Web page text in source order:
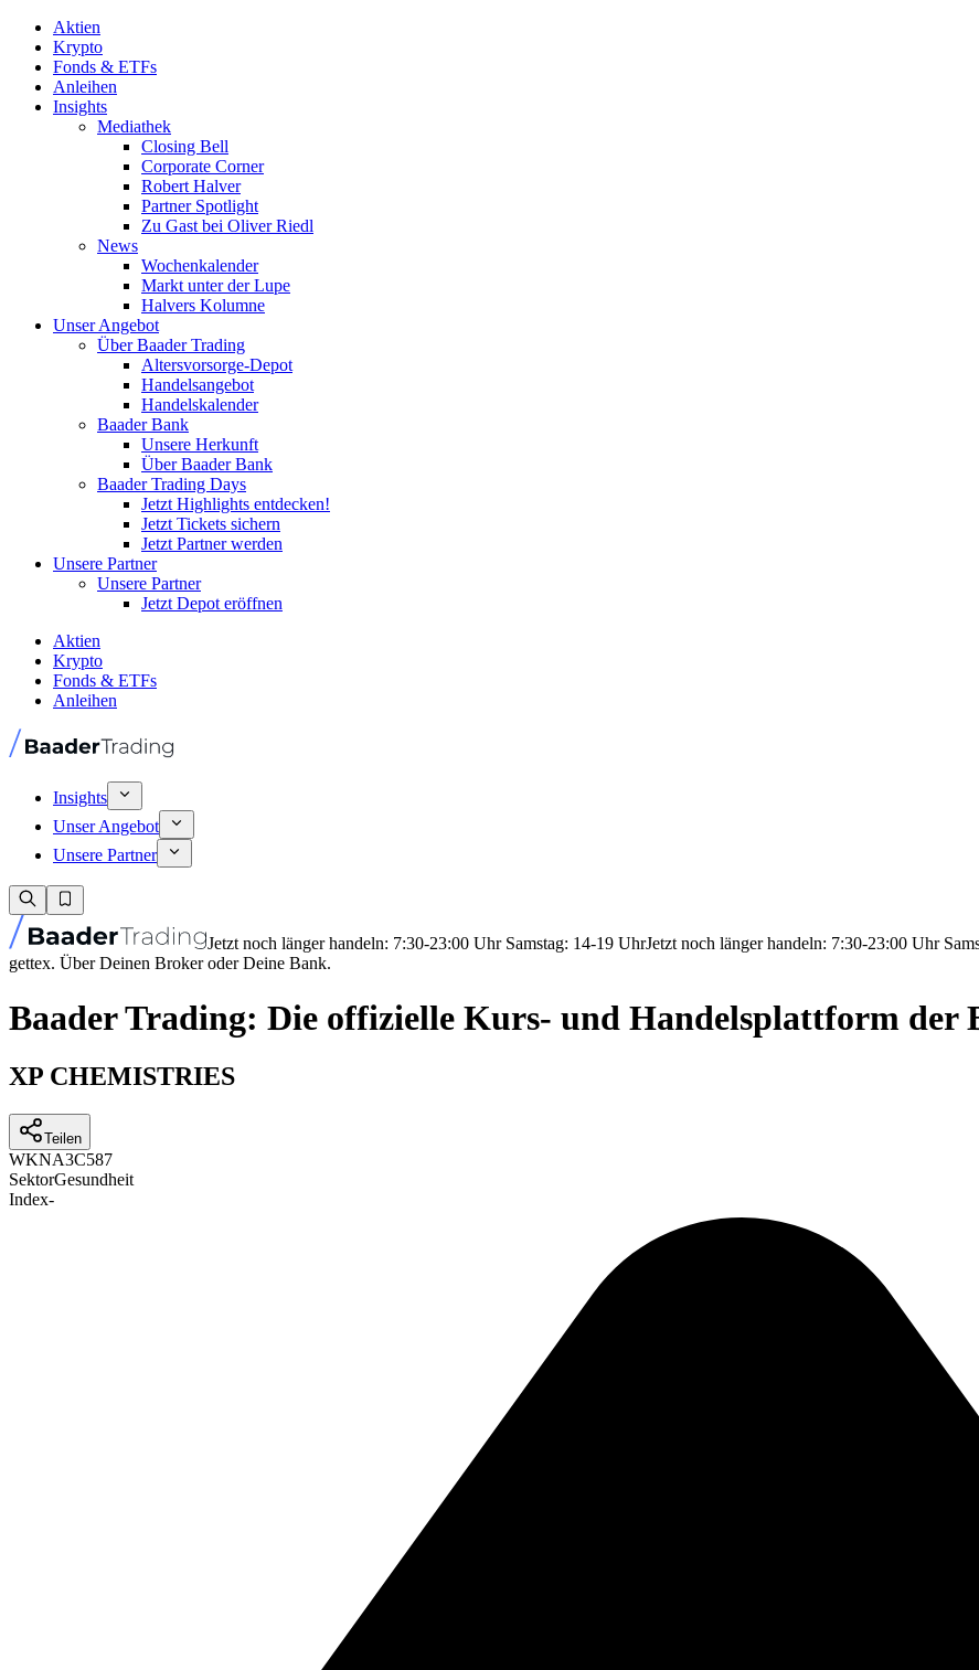
Aktien
Krypto
Fonds & ETFs
Anleihen
Insights
Mediathek
Closing Bell
Corporate Corner
Robert Halver
Partner Spotlight
Zu Gast bei Oliver Riedl
News
Wochenkalender
Markt unter der Lupe
Halvers Kolumne
Unser Angebot
Über Baader Trading
Altersvorsorge-Depot
Handelsangebot
Handelskalender
Baader Bank
Unsere Herkunft
Über Baader Bank
Baader Trading Days
Jetzt Highlights entdecken!
Jetzt Tickets sichern
Jetzt Partner werden
Unsere Partner
Unsere Partner
Jetzt Depot eröffnen
Aktien
Krypto
Fonds & ETFs
Anleihen
Insights
Unser Angebot
Unsere Partner
Jetzt noch länger handeln: 7:30-23:00 Uhr Samstag: 14-19 UhrJetzt noch länger handeln: 7:30-23:00 Uhr
gettex. Über Deinen Broker oder Deine Bank.
Baader Trading: Die offizielle Kurs- und Handelsplattform der
XP CHEMISTRIES
Teilen
WKNA3C587
SektorGesundheit
Index-